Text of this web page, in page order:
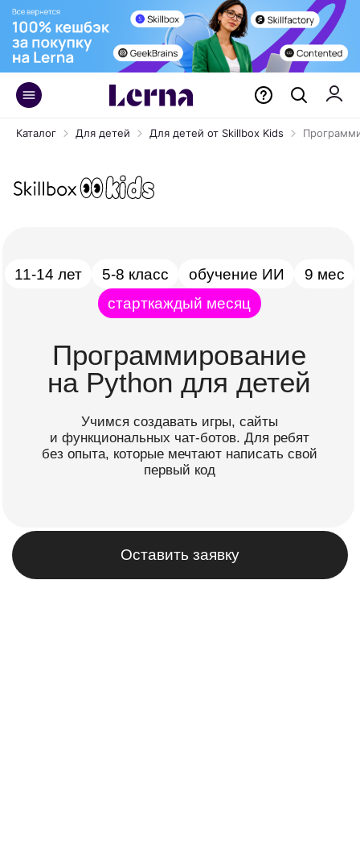
Каталог Для детей Для детей от Skillbox Kids
Программирование
на Python для детей
и функциональных чат-ботов. Для ребят
без опыта, которые мечтают написать свой
первый код
Оставить заявку